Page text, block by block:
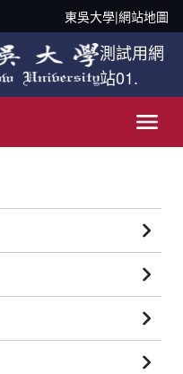
東吳大學|網站地圖
測試用網
站01.